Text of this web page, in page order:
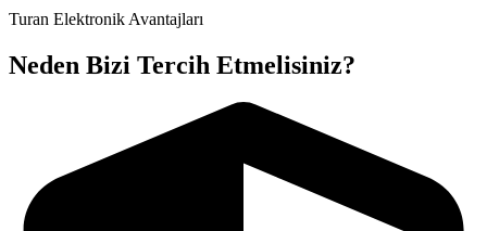
Turan Elektronik Avantajları
Neden Bizi Tercih Etmelisiniz?